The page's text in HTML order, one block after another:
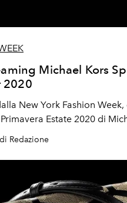
Michael Kors
2020
New York Fashion
Estate 2020 di
Redazione